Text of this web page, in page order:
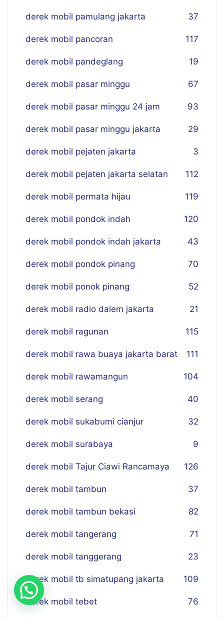
derek mobil pamulang jakarta 37
derek mobil pancoran 117
derek mobil pandeglang 19
derek mobil pasar minggu 67
derek mobil pasar minggu 24 jam 93
derek mobil pasar minggu jakarta 29
derek mobil pejaten jakarta 3
derek mobil pejaten jakarta selatan 112
derek mobil permata hijau 119
derek mobil pondok indah 120
derek mobil pondok indah jakarta 43
derek mobil pondok pinang 70
derek mobil ponok pinang 52
derek mobil radio dalem jakarta 21
derek mobil ragunan 115
derek mobil rawa buaya jakarta barat 111
derek mobil rawamangun 104
derek mobil serang 40
derek mobil sukabumi cianjur 32
derek mobil surabaya 9
derek mobil Tajur Ciawi Rancamaya 126
derek mobil tambun 37
derek mobil tambun bekasi 82
derek mobil tangerang 71
derek mobil tanggerang 23
derek mobil tb simatupang jakarta 109
derek mobil tebet 76